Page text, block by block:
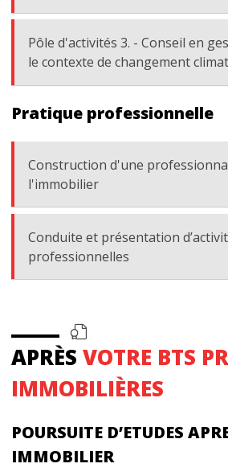
Pôle d'activités 3. - Conseil en
le contexte de changement
Pratique professionnelle
Construction d'une
l'immobilier
Conduite et présentation
professionnelles
APRÈS VOTRE BTS
IMMOBILIÈRES
POURSUITE D’ETUDES
IMMOBILIER